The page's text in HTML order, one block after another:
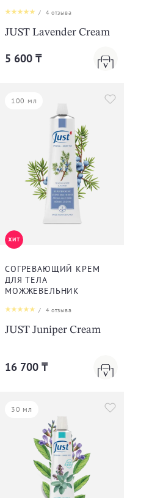
/ 4отзыва
JUST Lavender Cream
5 600 ₸
100 мл
СОГРЕВАЮЩИЙ КРЕМ
ДЛЯ ТЕЛА
МОЖЖЕВЕЛЬНИК
/ 4отзыва
JUST Juniper Cream
16 700 ₸
30 мл